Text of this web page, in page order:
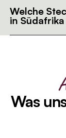
Welche
in
Was